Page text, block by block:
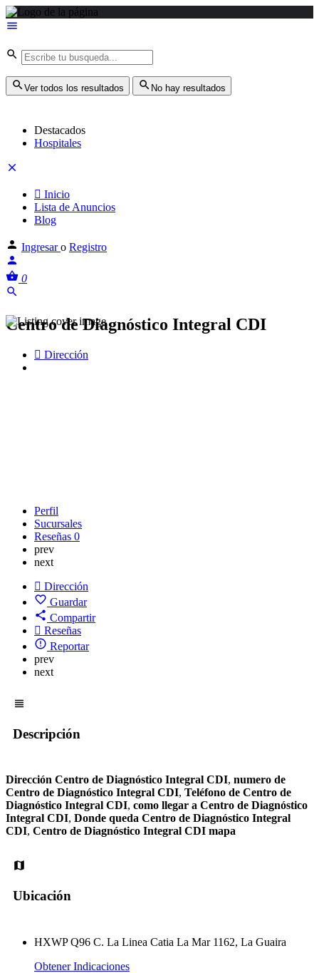
Ver todos los resultados No hay resultados
Destacados
Hospitales
Inicio
Lista de Anuncios
Blog
Ingresaro Registro
0
Centro de Diagnóstico Integral CDI
Dirección
Perfil
Sucursales
Reseñas 0
prev
next
Dirección
Guardar
Compartir
Reseñas
Reportar
prev
next
Descripción
Dirección Centro de Diagnóstico Integral CDI, numero de
Centro de Diagnóstico Integral CDI, Teléfono de Centro de
Diagnóstico Integral CDI, como llegar a Centro de Diagnóstico
Integral CDI, Donde queda Centro de Diagnóstico Integral
CDI, Centro de Diagnóstico Integral CDI mapa
Ubicación
HXWP Q96 C. La Linea Catia La Mar 1162, La Guaira
Obtener Indicaciones